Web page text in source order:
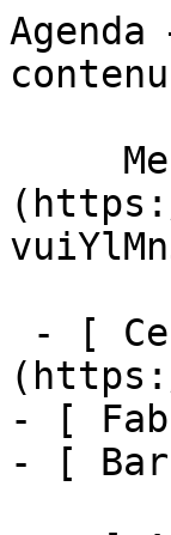
- [
- [